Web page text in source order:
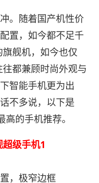
。随着国产机性价
置，如今都不足千
舰机，如今也仅
都兼顾时尚外观与
智能手机更为出
不多说，以下是
的手机推荐。
级手机1
，极窄边框